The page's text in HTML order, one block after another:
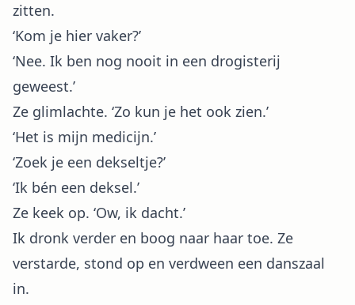
zitten.
‘Kom je hier vaker?’
‘Nee. Ik ben nog nooit in een drogisterij
geweest.’
Ze glimlachte. ‘Zo kun je het ook zien.’
‘Het is mijn medicijn.’
‘Zoek je een dekseltje?’
‘Ik bén een deksel.’
Ze keek op. ‘Ow, ik dacht.’
Ik dronk verder en boog naar haar toe. Ze
verstarde, stond op en verdween een danszaal
in.